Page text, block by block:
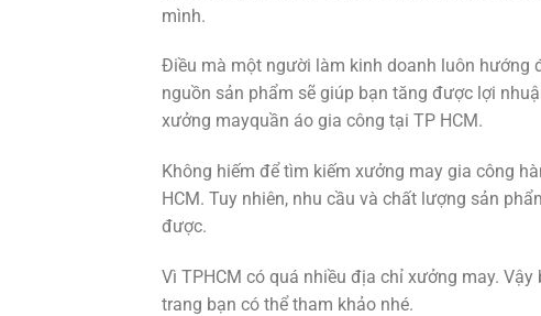
mình.
Điều mà một người làm kinh doanh luôn hướng
nguồn sản phẩm sẽ giúp bạn tăng được lợi
xưởng mayquần áo gia công tại TP HCM.
Không hiếm để tìm kiếm xưởng may gia công
HCM. Tuy nhiên, nhu cầu và chất lượng sản
được.
Vì TPHCM có quá nhiều địa chỉ xưởng may.
trang bạn có thể tham khảo nhé.